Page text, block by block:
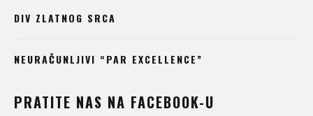
DIV ZLATNOG SRCA
NEURAČUNLJIVI “PAR EXCELLENCE”
PRATITE NAS NA FACEBOOK-U